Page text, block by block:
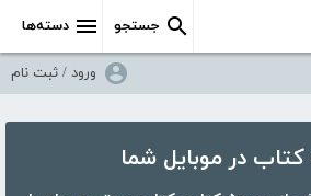
دسته‌ها جستجو
ورود / ثبت نام